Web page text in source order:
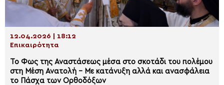
12.04.2026 | 18:12
Επικαιρότητα
Το Φως της Αναστάσεως μέσα στο σκοτάδι του πολέμου
στη Μέση Ανατολή – Με κατάνυξη αλλά και ανασφάλεια
το Πάσχα των Ορθοδόξων